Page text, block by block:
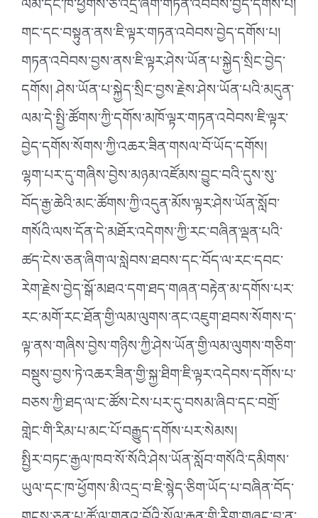
ལམ་དང་ཁ་ཕྱོགས་ཅི་འདྲ་ཞིག་གཏན་འབེབས་བྱེད་དགོས་པ།
གང་དང་བསྟུན་ནས་ཇི་ལྟར་གཏན་འབེབས་བྱེད་དགོས་པ།
གཏན་འབེབས་བྱས་ནས་ཇི་ལྟར་ཤེས་ཡོན་པ་སྐྱེད་སྲིང་བྱེད་
དགོས། ཤེས་ཡོན་པ་སྐྱེད་སྲིང་བྱས་རྗེས་ཤེས་ཡོན་པའི་མདུན་
ལམ་དེ་སྤྱི་ཚོགས་ཀྱི་དགོས་མཁོ་ལྟར་གཏན་འབེབས་ཇི་ལྟར་
བྱེད་དགོས་སོགས་ཀྱི་འཆར་ཟིན་གསལ་བོ་ཡོད་དགོས།
ལྷག་པར་དུ་གཞིས་བྱེས་མཉམ་འཛོམས་བྱུང་བའི་དུས་སུ་
བོད་རྒྱ་ཆེའི་མང་ཚོགས་ཀྱི་འདུན་མོས་ལྟར་ཤེས་ཡོན་སློབ་
གསོའི་ལས་དོན་དེ་མཐོར་འདེགས་ཀྱི་རང་བཞིན་ལྡན་པའི་
ཚད་ངེས་ཅན་ཞིག་ལ་སླེབས་ཐབས་དང་བོད་ལ་རང་དབང་
རེག་རྗེས་བྱེད་སྒོ་མཐའ་དག་ཐད་གཞན་བརྟེན་མ་དགོས་པར་
རང་མགོ་རང་ཐོན་གྱི་ལམ་ལུགས་ནང་འཇུག་ཐབས་སོགས་ད་
ལྟ་ནས་གཞིས་བྱེས་གཉིས་ཀྱི་ཤེས་ཡོན་གྱི་ལམ་ལུགས་གཅིག་
བསྡུས་བྱས་ཏེ་འཆར་ཟིན་གྱི་སྐྱ་ཐིག་ཇི་ལྟར་འདེབས་དགོས་པ་
བཅས་ཀྱི་ཐད་ལ་ང་ཚོས་ངེས་པར་དུ་བསམ་ཞིབ་དང་བགྲོ་
གླེང་གི་རིམ་པ་མང་པོ་བརྒྱུད་དགོས་པར་སེམས།
སྤྱིར་བཏང་རྒྱལ་ཁབ་སོ་སོའི་ཤེས་ཡོན་སློབ་གསོའི་དམིགས་
ཡུལ་དང་ཁ་ཕྱོགས་མི་འདྲ་བ་ཇི་སྙེད་ཅིག་ཡོད་པ་བཞིན་བོད་